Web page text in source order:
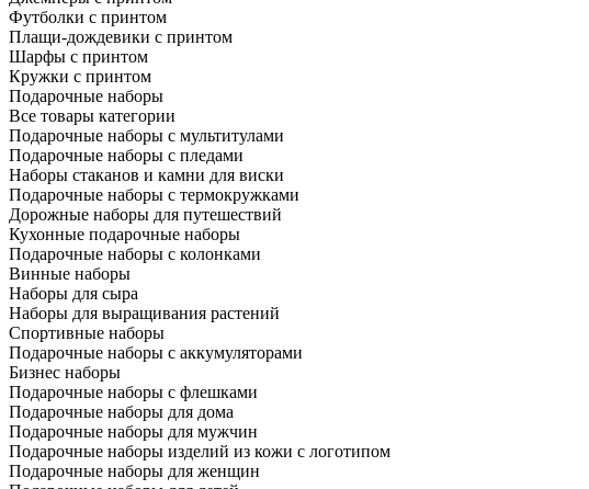
Футболки с принтом
Плащи-дождевики с принтом
Шарфы с принтом
Кружки с принтом
Подарочные наборы
Все товары категории
Подарочные наборы с мультитулами
Подарочные наборы с пледами
Наборы стаканов и камни для виски
Подарочные наборы с термокружками
Дорожные наборы для путешествий
Кухонные подарочные наборы
Подарочные наборы с колонками
Винные наборы
Наборы для сыра
Наборы для выращивания растений
Спортивные наборы
Подарочные наборы с аккумуляторами
Бизнес наборы
Подарочные наборы с флешками
Подарочные наборы для дома
Подарочные наборы для мужчин
Подарочные наборы изделий из кожи с логотипом
Подарочные наборы для женщин